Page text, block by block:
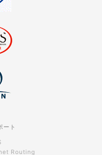
ート
Routing